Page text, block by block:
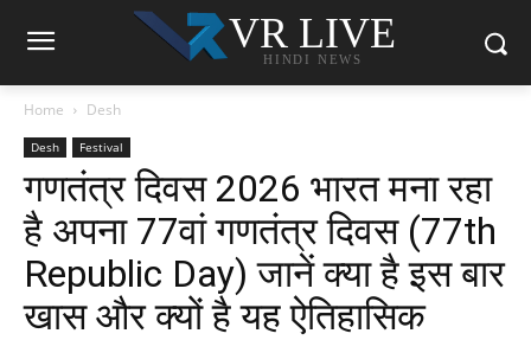
VR LIVE
HINDI NEWS
Home Desh
Desh Festival
गणतंत्र दिवस 2026 भारत मना रहा
है अपना 77वां गणतंत्र दिवस (77th
Republic Day) जानें क्या है इस बार
खास और क्यों है यह ऐतिहासिक